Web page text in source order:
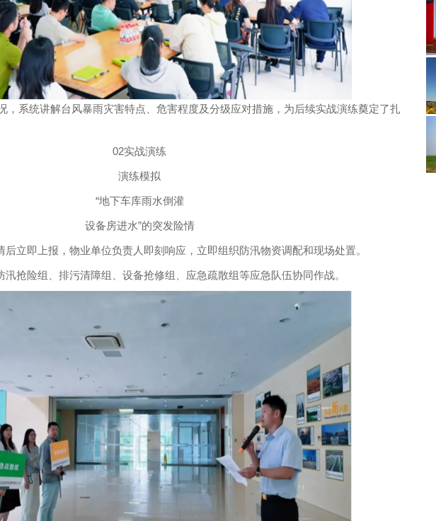
系统讲解台风暴雨灾害特点、危害程度及分级应对措施，为后续实战演练奠定了扎
02实战演练
演练模拟
“地下车库雨水倒灌
设备房进水”的突发险情
即上报，物业单位负责人即刻响应，立即组织防汛物资调配和现场处置。
险组、排污清障组、设备抢修组、应急疏散组等应急队伍协同作战。